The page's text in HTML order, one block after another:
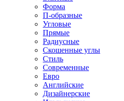
Форма
П-образные
Угловые
Прямые
Радиусные
Скошенные углы
Стиль
Современные
Евро
Английские
Дизайнерские